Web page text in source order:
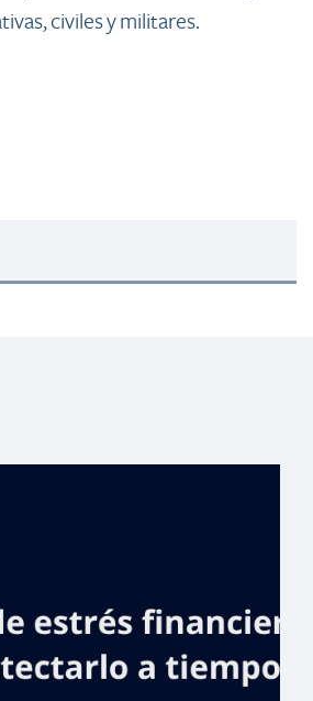
civiles y militares.​
en